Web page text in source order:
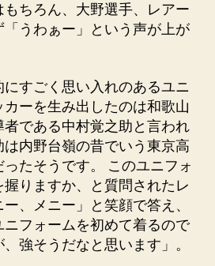
ちろん、大野選手、レアー
「うわぁー」という声が上が
すごく思い入れのあるユニ
ーを生み出したのは和歌山
である中村覚之助と言われ
内野台嶺の昔でいう東京高
たそうです。 このユニフォ
りますか、と質問されたレ
、メニー」と笑顔で答え、
フォームを初めて着るので
強そうだなと思います」。